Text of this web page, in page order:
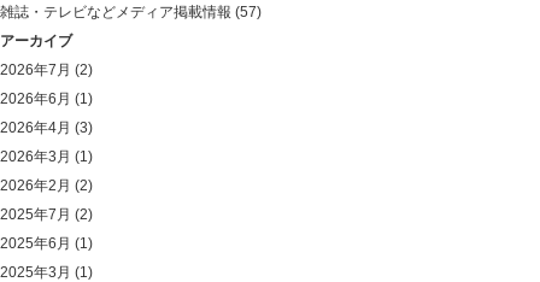
雑誌・テレビなどメディア掲載情報 (57)
アーカイブ
2026年7月 (2)
2026年6月 (1)
2026年4月 (3)
2026年3月 (1)
2026年2月 (2)
2025年7月 (2)
2025年6月 (1)
2025年3月 (1)